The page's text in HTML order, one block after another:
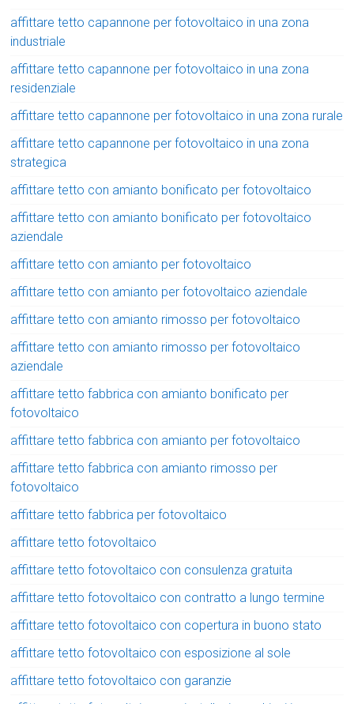
affittare tetto capannone per fotovoltaico in una zona
industriale
affittare tetto capannone per fotovoltaico in una zona
residenziale
affittare tetto capannone per fotovoltaico in una zona rurale
affittare tetto capannone per fotovoltaico in una zona
strategica
affittare tetto con amianto bonificato per fotovoltaico
affittare tetto con amianto bonificato per fotovoltaico
aziendale
affittare tetto con amianto per fotovoltaico
affittare tetto con amianto per fotovoltaico aziendale
affittare tetto con amianto rimosso per fotovoltaico
affittare tetto con amianto rimosso per fotovoltaico
aziendale
affittare tetto fabbrica con amianto bonificato per
fotovoltaico
affittare tetto fabbrica con amianto per fotovoltaico
affittare tetto fabbrica con amianto rimosso per
fotovoltaico
affittare tetto fabbrica per fotovoltaico
affittare tetto fotovoltaico
affittare tetto fotovoltaico con consulenza gratuita
affittare tetto fotovoltaico con contratto a lungo termine
affittare tetto fotovoltaico con copertura in buono stato
affittare tetto fotovoltaico con esposizione al sole
affittare tetto fotovoltaico con garanzie